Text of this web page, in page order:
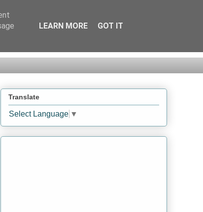
Translate
Select Language ▼
LEARN MORE GOT IT